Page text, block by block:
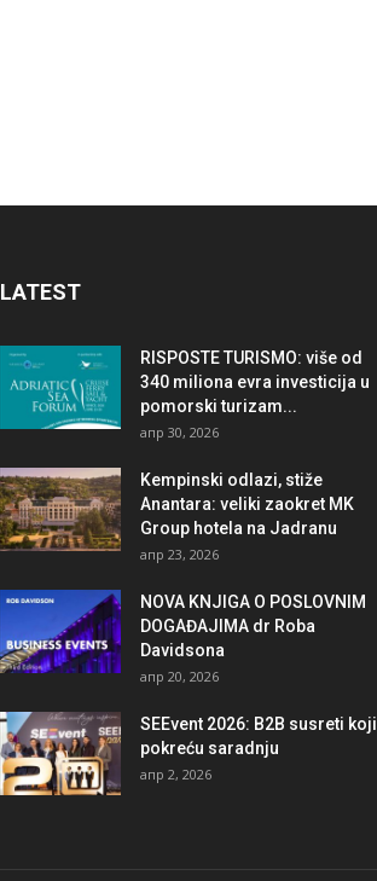
LATEST
RISPOSTE TURISMO: više od
340 miliona evra investicija u
pomorski turizam...
апр 30, 2026
Kempinski odlazi, stiže
Anantara: veliki zaokret MK
Group hotela na Jadranu
апр 23, 2026
NOVA KNJIGA O POSLOVNIM
DOGAĐAJIMA dr Roba
Davidsona
апр 20, 2026
SEEvent 2026: B2B susreti koji
pokreću saradnju
апр 2, 2026